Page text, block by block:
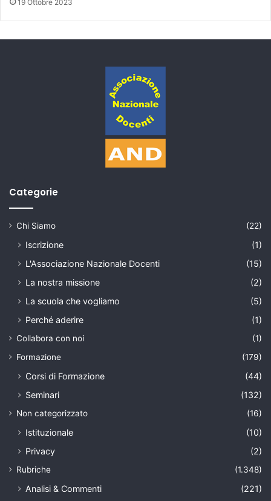
19 Ottobre 2023
Categorie
Chi Siamo (22)
Iscrizione
(1)
L'Associazione Nazionale Docenti
(15)
La nostra missione
(2)
La scuola che vogliamo
(5)
Perché aderire
(1)
Collabora con noi
(1)
Formazione
(179)
Corsi di Formazione
(44)
Seminari
(132)
Non categorizzato (16)
Istituzionale
(10)
Privacy
(2)
Rubriche (1.348)
Analisi & Commenti
(221)